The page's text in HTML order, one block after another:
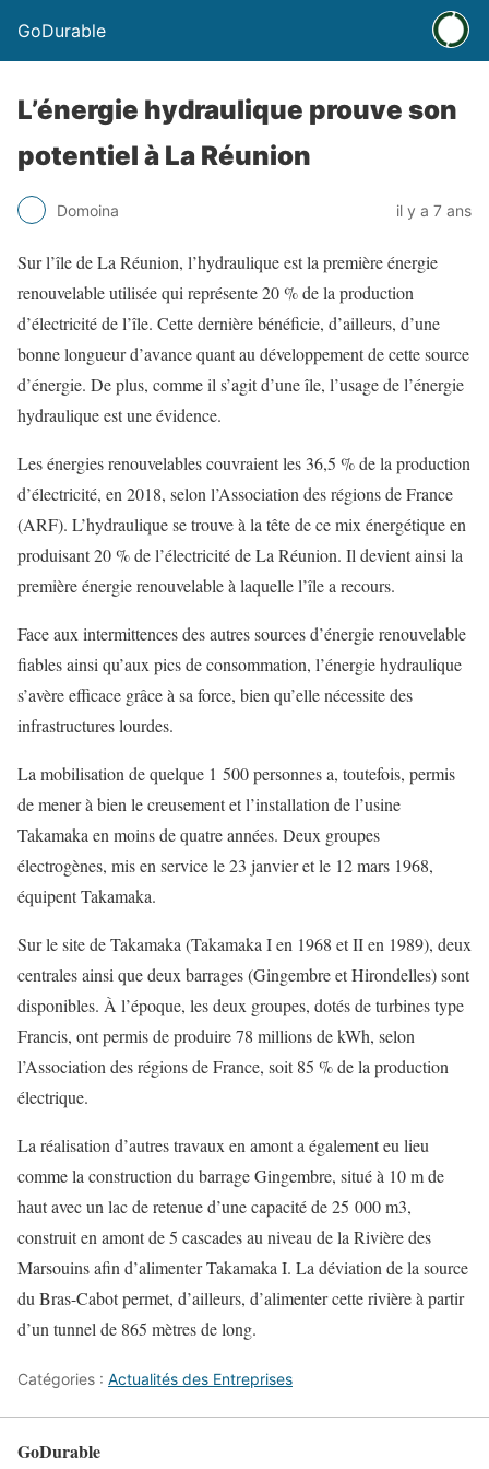
GoDurable
L’énergie hydraulique prouve son
potentiel à La Réunion
Domoina il y a 7 ans
Sur l’île de La Réunion, l’hydraulique est la première énergie
renouvelable utilisée qui représente 20 % de la production
d’électricité de l’île. Cette dernière bénéficie, d’ailleurs, d’une
bonne longueur d’avance quant au développement de cette source
d’énergie. De plus, comme il s’agit d’une île, l’usage de l’énergie
hydraulique est une évidence.
Les énergies renouvelables couvraient les 36,5 % de la production
d’électricité, en 2018, selon l’Association des régions de France
(ARF). L’hydraulique se trouve à la tête de ce mix énergétique en
produisant 20 % de l’électricité de La Réunion. Il devient ainsi la
première énergie renouvelable à laquelle l’île a recours.
Face aux intermittences des autres sources d’énergie renouvelable
fiables ainsi qu’aux pics de consommation, l’énergie hydraulique
s’avère efficace grâce à sa force, bien qu’elle nécessite des
infrastructures lourdes.
La mobilisation de quelque 1 500 personnes a, toutefois, permis
de mener à bien le creusement et l’installation de l’usine
Takamaka en moins de quatre années. Deux groupes
électrogènes, mis en service le 23 janvier et le 12 mars 1968,
équipent Takamaka.
Sur le site de Takamaka (Takamaka I en 1968 et II en 1989), deux
centrales ainsi que deux barrages (Gingembre et Hirondelles) sont
disponibles. À l’époque, les deux groupes, dotés de turbines type
Francis, ont permis de produire 78 millions de kWh, selon
l’Association des régions de France, soit 85 % de la production
électrique.
La réalisation d’autres travaux en amont a également eu lieu
comme la construction du barrage Gingembre, situé à 10 m de
haut avec un lac de retenue d’une capacité de 25 000 m3,
construit en amont de 5 cascades au niveau de la Rivière des
Marsouins afin d’alimenter Takamaka I. La déviation de la source
du Bras-Cabot permet, d’ailleurs, d’alimenter cette rivière à partir
d’un tunnel de 865 mètres de long.
Catégories : Actualités des Entreprises
GoDurable